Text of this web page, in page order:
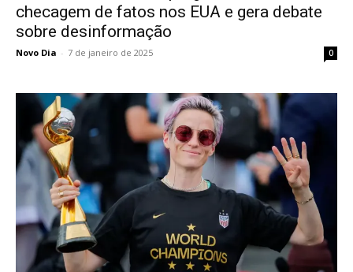
checagem de fatos nos EUA e gera debate
sobre desinformação
Novo Dia - 7 de janeiro de 2025 0